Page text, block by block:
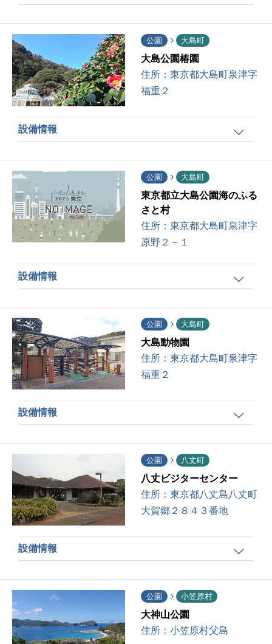
公園 大島町
大島公園椿園
住所： 東京都大島町泉津字
福重２
設備情報
公園 大島町
東京都立大島公園海のふる
さと村
住所： 東京都大島町泉津字
原野２－１
設備情報
公園 大島町
大島動物園
住所： 東京都大島町泉津字
福重２
設備情報
公園 八丈町
八丈ビジターセンター
住所： 東京都八丈島八丈町
大賀郷２８４３番地
設備情報
公園 小笠原村
大神山公園
住所： 小笠原村父島